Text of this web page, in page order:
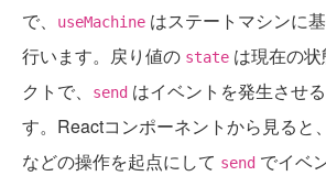
で、
useMachine はステートマシンに
行います。戻り値の state は現在の
クトで、
send はイベントを発生させ
す。Reactコンポーネントから見ると
などの操作を起点にして send でイベ